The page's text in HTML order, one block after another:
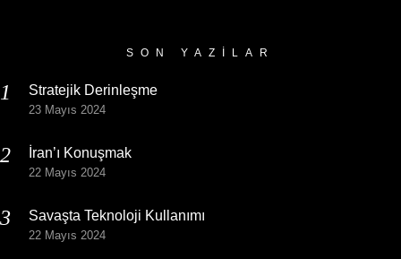
SON YAZILAR
Stratejik Derinleşme
23 Mayıs 2024
İran’ı Konuşmak
22 Mayıs 2024
Savaşta Teknoloji Kullanımı
22 Mayıs 2024